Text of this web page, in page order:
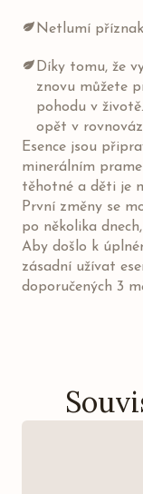
Netlumí
Díky tomu, že
znovu můžete
pohodu v
opět v
Esence jsou
minerálním
těhotné a děti je
První změny se
po několika
Aby došlo k
zásadní užívat
doporučených 3